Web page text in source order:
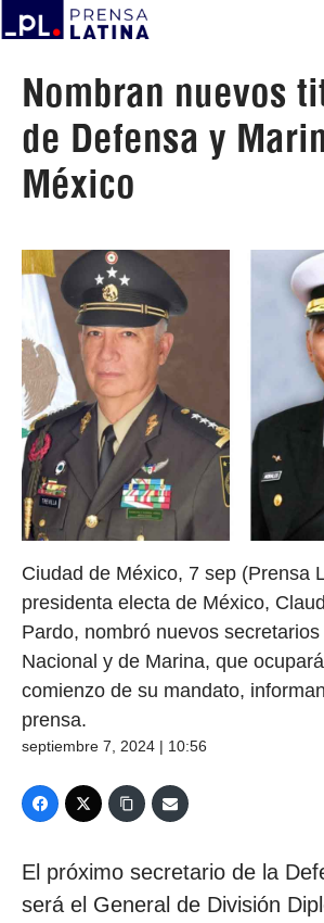
Nombran nuevos
de Defensa y
México
Ciudad de México, 7 sep (Prensa
presidenta electa de México,
Pardo, nombró nuevos
Nacional y de Marina, que
comienzo de su mandato,
prensa.
septiembre 7, 2024 | 10:56
El próximo secretario de la
será el General de División